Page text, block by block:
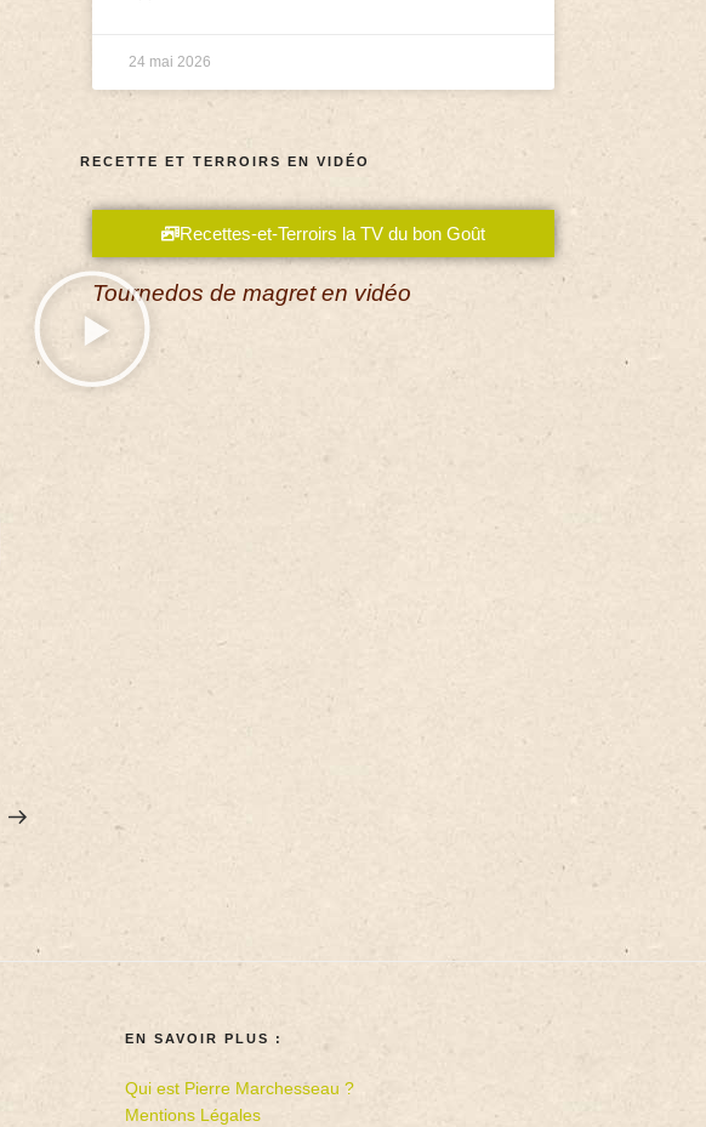
24 mai 2026
RECETTE ET TERROIRS EN VIDÉO
Recettes-et-Terroirs la TV du bon Goût
Tournedos de magret en vidéo
EN SAVOIR PLUS :
Qui est Pierre Marchesseau ?
Mentions Légales